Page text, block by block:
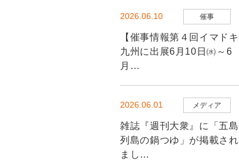
2026.06.10 催事
【催事情報第４回イマドキ
九州に出展6月10日㈬～6
月…
2026.06.01 メディア
雑誌『週刊大衆』に「五島
列島の鍋つゆ」が掲載され
まし…